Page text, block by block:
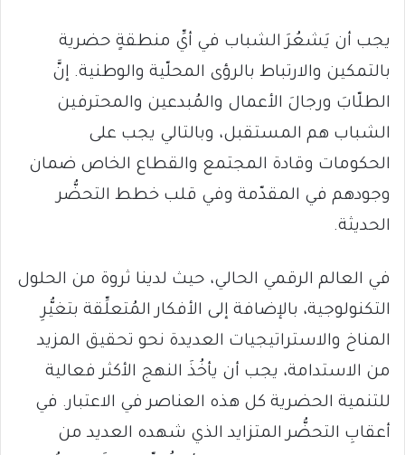
يجب أن يَشعُرَ الشباب في أيِّ منطقةٍ حضرية
بالتمكين والارتباط بالرؤى المحلّية والوطنية. إنَّ
الطلّابَ ورجالَ الأعمال والمُبدعين والمحترفين
الشباب هم المستقبل، وبالتالي يجب على
الحكومات وقادة المجتمع والقطاع الخاص ضمان
وجودهم في المقدّمة وفي قلب خطط التحضُّر
الحديثة.
في العالم الرقمي الحالي، حيث لدينا ثروة من الحلول
التكنولوجية، بالإضافة إلى الأفكار المُتعلِّقة بتغيُّرِ
المناخ والاستراتيجيات العديدة نحو تحقيق المزيد
من الاستدامة، يجب أن يأخُذَ النهج الأكثر فعالية
للتنمية الحضرية كل هذه العناصر في الاعتبار. في
أعقابِ التحضُّر المتزايد الذي شهده العديد من